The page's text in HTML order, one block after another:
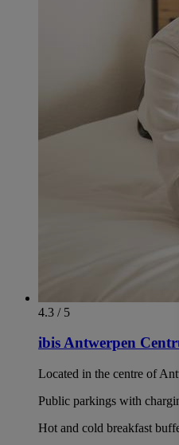
4.3 / 5
ibis Antwerpen
Located in the centre of
Public parkings with
Hot and cold breakfast